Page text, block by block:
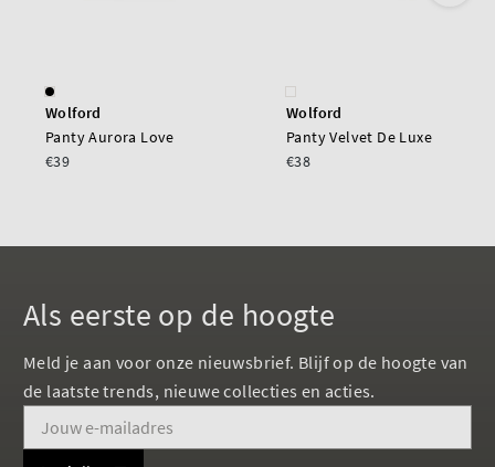
Wolford
Panty Aurora Love
€39
Wolford
Panty Velvet De Luxe
€38
Als eerste op de hoogte
Meld je aan voor onze nieuwsbrief. Blijf op de hoogte van
de laatste trends, nieuwe collecties en acties.